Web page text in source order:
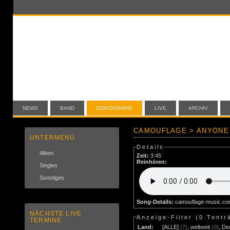
NEWS BAND DISKOGRAFIE LIVE ARCHIV
UNTERMENÜ
Alben
Singles
Sonstiges
NÄCHSTE LIVE
TERMINE
CAMOUFLAGE >
Details
Zeit: 3:45
Reinhören:
Song-Details: camouflage-
Anzeige-Filter (0
Land:
[ALLE] (7) ,weltweit (0)